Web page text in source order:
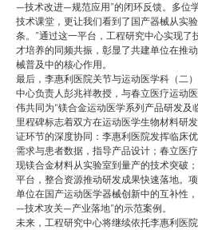
—技术改进—规范应用”的闭环反馈。多位
技术课堂，更让我们看到了国产器械从实
条。”通过这一平台，工程研究中心实现了
才培养的同频共振，彰显了共建单位在推
械普及中的核心作用。
最后，李惠利医院关节与运动医学科（二
中心负责人彭兆祥教授，与春立医疗运动
伟共同为“镁合金运动医学系列产品研发及
里程碑标志着双方在运动医学生物材料研
证环节的深度协同：李惠利医院发挥临床
需求与患者数据，指导产品设计；春立医
现镁合金材料从实验室到量产的技术突破
平台，整合资源推动研发成果快速落地。
单位在国产运动医学器械创新中的互补性
—技术攻关—产业落地”的示范案例。
未来，工程研究中心将继续依托李惠利医